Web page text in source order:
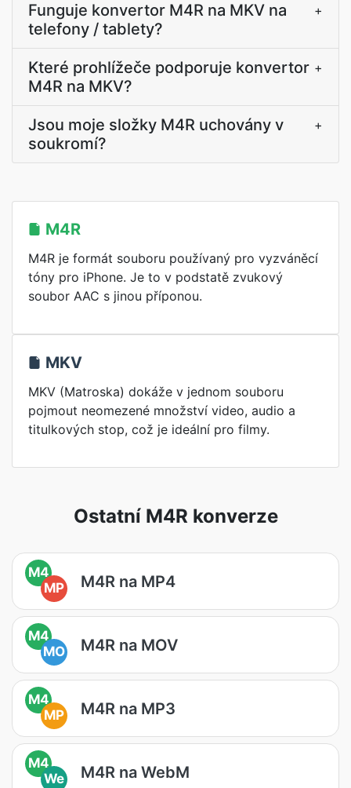
Funguje konvertor M4R na MKV na
telefony / tablety?
+
Které prohlížeče podporuje konvertor
M4R na MKV?
+
Jsou moje složky M4R uchovány v
soukromí?
+
M4R
M4R je formát souboru používaný pro vyzváněcí
tóny pro iPhone. Je to v podstatě zvukový
soubor AAC s jinou příponou.
MKV
MKV (Matroska) dokáže v jednom souboru
pojmout neomezené množství video, audio a
titulkových stop, což je ideální pro filmy.
Ostatní M4R konverze
M4
MP
M4R na MP4
M4
MO
M4R na MOV
M4
MP
M4R na MP3
M4
We
M4R na WebM